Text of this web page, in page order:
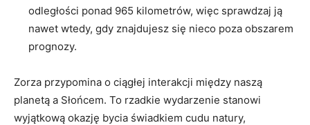
odległości ponad 965 kilometrów, więc sprawdzaj ją
nawet wtedy, gdy znajdujesz się nieco poza obszarem
prognozy.
Zorza przypomina o ciągłej interakcji między naszą
planetą a Słońcem. To rzadkie wydarzenie stanowi
wyjątkową okazję bycia świadkiem cudu natury,